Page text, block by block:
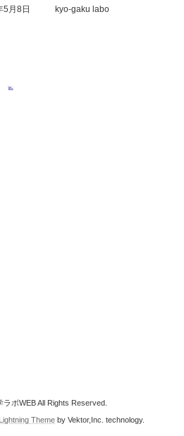
5月8日 kyo-gaku labo
ボWEB All Rights Reserved.
Lightning Theme by Vektor,Inc. technology.